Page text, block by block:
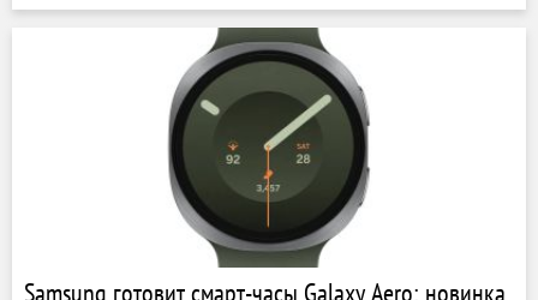
Samsung готовит смарт-часы Galaxy Aero: новинка